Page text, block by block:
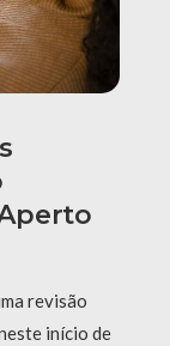
revisão
início de